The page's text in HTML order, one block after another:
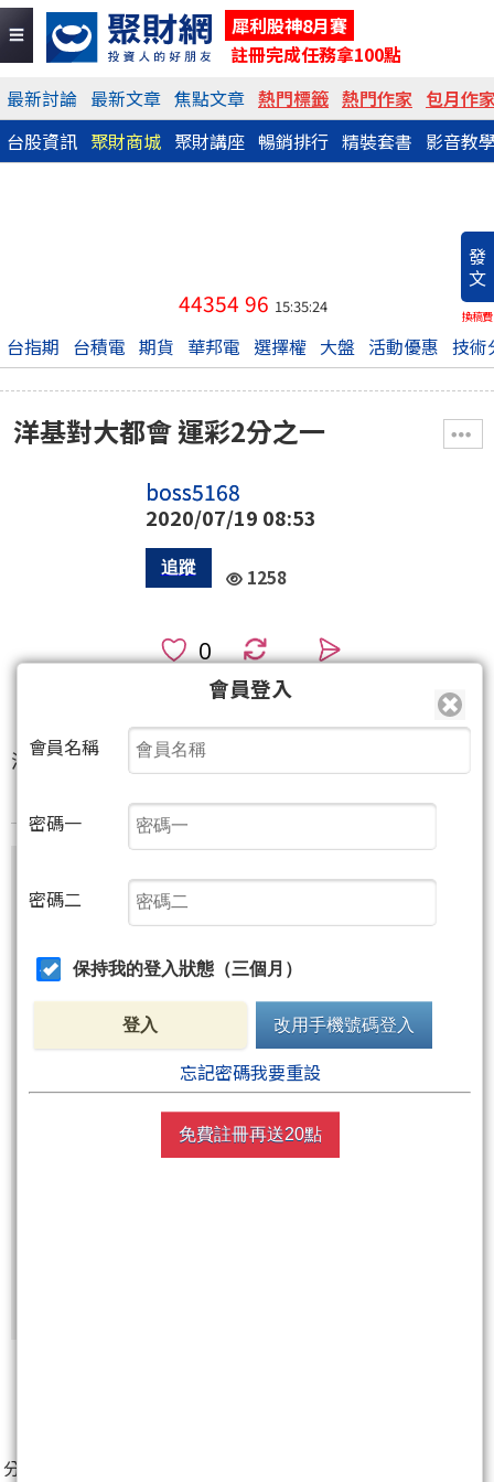
犀利股神8月賽
註冊完成任務拿100點
最新討論 最新文章 焦點文章 熱門標籤 熱門作家 包月作
台股資訊 聚財商城 聚財講座 暢銷排行 精裝套書 影音教
發
文
換稿費
44354 96 15:35:24
台指期 台積電 期貨 華邦電 選擇權 大盤 活動優惠 技術
洋基對大都會 運彩2分之一
boss5168
2020/07/19 08:53
1258
0
0 (限2)
洋基對大都會 運彩2分之一
尚有12字元(含語法)未完
非會員請先 註冊 再送聚財點數 20
買點數
立即線上購買
分享至：
會員登入
會員名稱
密碼一
密碼二
保持我的登入狀態（三個月）
登入 改用手機號碼登入
忘記密碼我要重設
免費註冊再送20點